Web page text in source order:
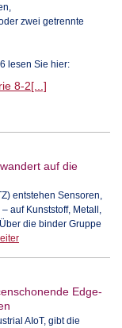
zwei getrennte
lesen Sie hier:
8-2[...]
auf die
entstehen Sensoren,
auf Kunststoff, Metall,
die binder Gruppe
Edge-
AIoT, gibt die